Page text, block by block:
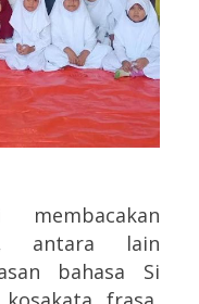
antara lain
bahasa Si